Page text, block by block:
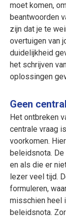
moet komen,
beantwoorden
zijn dat je te
overtuigen van
duidelijkheid
het schrijven
oplossingen
Geen
Het ontbreken
centrale vraag
voorkomen.
beleidsnota.
en als die er
lezer veel tijd.
formuleren,
misschien heel
beleidsnota.